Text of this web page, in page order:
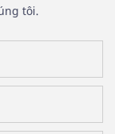
tôi.